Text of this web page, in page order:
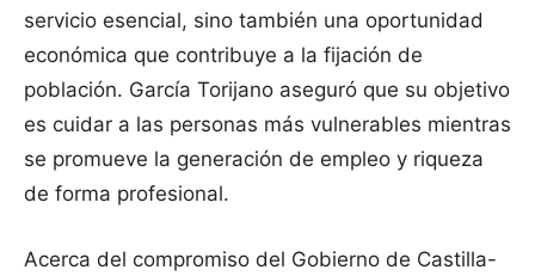
servicio esencial, sino también una oportunidad
económica que contribuye a la fijación de
población. García Torijano aseguró que su objetivo
es cuidar a las personas más vulnerables mientras
se promueve la generación de empleo y riqueza
de forma profesional.
Acerca del compromiso del Gobierno de Castilla-